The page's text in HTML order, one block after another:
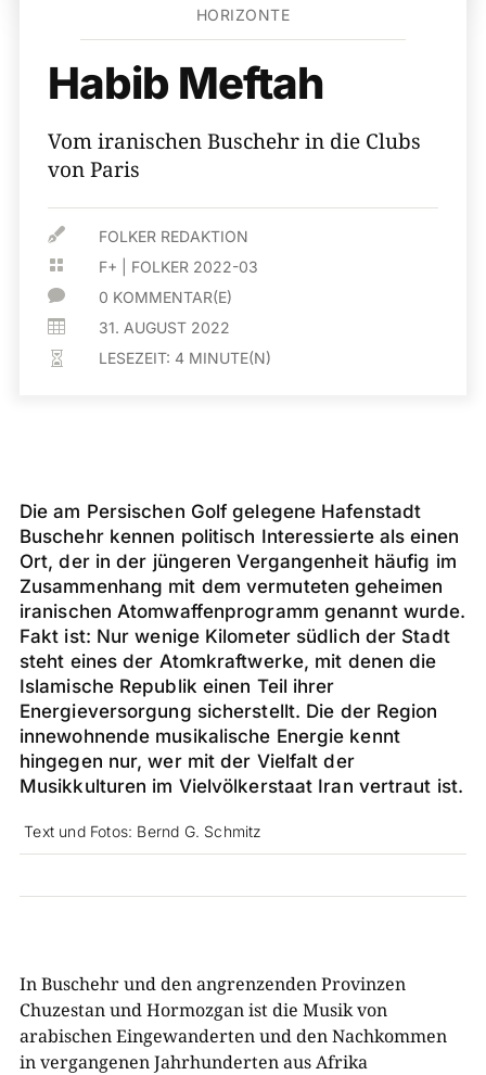
HORIZONTE
Habib Meftah
Vom iranischen Buschehr in die Clubs
von Paris
 FOLKER REDAKTION
 F+ FOLKER 2022-03
 0 KOMMENTAR(E)
 31. AUGUST 2022
 LESEZEIT: 4 MINUTE(N)
Die am Persischen Golf gelegene Hafenstadt
Buschehr kennen politisch Interessierte als einen
Ort, der in der jüngeren Vergangenheit häufig im
Zusammenhang mit dem vermuteten geheimen
iranischen Atomwaffenprogramm genannt wurde.
Fakt ist: Nur wenige Kilometer südlich der Stadt
steht eines der Atomkraftwerke, mit denen die
Islamische Republik einen Teil ihrer
Energieversorgung sicherstellt. Die der Region
innewohnende musikalische Energie kennt
hingegen nur, wer mit der Vielfalt der
Musikkulturen im Vielvölkerstaat Iran vertraut ist.
Text und Fotos: Bernd G. Schmitz
In Buschehr und den angrenzenden Provinzen
Chuzestan und Hormozgan ist die Musik von
arabischen Eingewanderten und den Nachkommen
in vergangenen Jahrhunderten aus Afrika